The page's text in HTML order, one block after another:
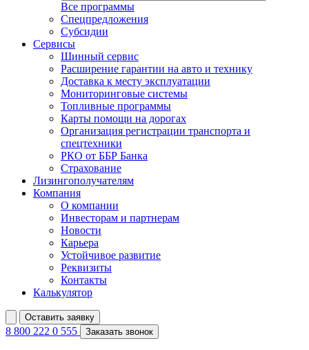
Все программы
Спецпредложения
Субсидии
Сервисы
Шинный сервис
Расширение гарантии на авто и технику
Доставка к месту эксплуатации
Мониторинговые системы
Топливные программы
Карты помощи на дорогах
Организация регистрации транспорта и
спецтехники
РКО от ББР Банка
Страхование
Лизингополучателям
Компания
О компании
Инвесторам и партнерам
Новости
Карьера
Устойчивое развитие
Реквизиты
Контакты
Калькулятор
Оставить заявку
8 800 222 0 555 Заказать звонок